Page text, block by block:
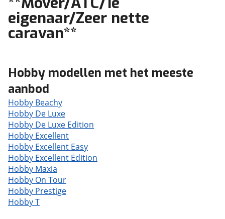
eigenaar/Zeer nette
caravan**
Hobby modellen met het meeste
aanbod
Hobby Beachy
Hobby De Luxe
Hobby De Luxe Edition
Hobby Excellent
Hobby Excellent Easy
Hobby Excellent Edition
Hobby Maxia
Hobby On Tour
Hobby Prestige
Hobby T